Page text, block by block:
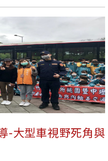
-大型車視野死角與